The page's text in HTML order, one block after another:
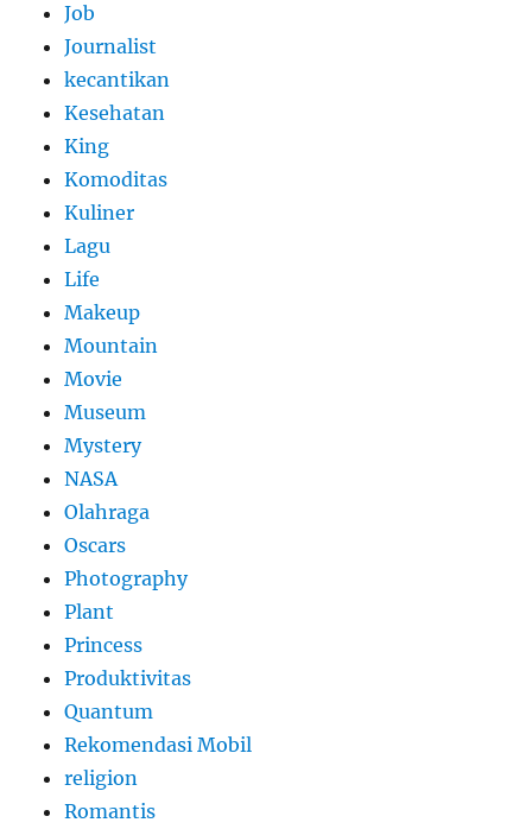
Job
Journalist
kecantikan
Kesehatan
King
Komoditas
Kuliner
Lagu
Life
Makeup
Mountain
Movie
Museum
Mystery
NASA
Olahraga
Oscars
Photography
Plant
Princess
Produktivitas
Quantum
Rekomendasi Mobil
religion
Romantis